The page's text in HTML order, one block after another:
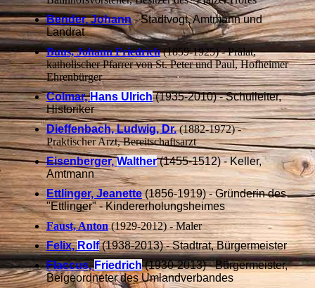
Bender, Johann- Stadtvogt, Amtmann und
Landrat
Buus, Johann Friedrich(1859-1925) - Prälat,
katholischer Pfarrer von St. Peter und Paul, Hofheimer
Ehrenbürger
Colmar,Hans Ulrich(1935-2010) - Schulleiter,
Historiker
Dieffenbach, Ludwig, Dr.(1882-1972) -
Praktischer Arzt, Bereitschaftsarzt
Eisenberger,Walther(1455-1512) - Keller,
Amtmann
Ettlinger, Jeanette(1856-1919) - Gründerin des
"Ettlinger" - Kindererholungsheimes
Faust, Anton(1929-2012) - Maler
Felix,Rolf(1938-2013) - Stadtrat, Bürgermeister
Flaccus,Friedrich(1930-2013) - Bürgermeister,
Beigeordneter des Umlandverbandes